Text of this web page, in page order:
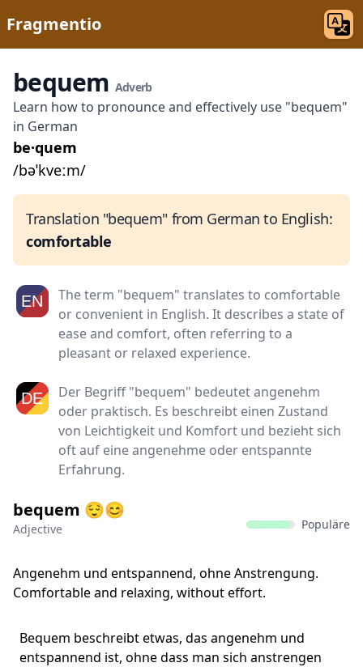
Fragmentio
bequem Adverb
Learn how to pronounce and effectively use "bequem"
in German
be·quem
/bəˈkveːm/
Translation "bequem" from German to English:
comfortable
The term "bequem" translates to comfortable
or convenient in English. It describes a state of
ease and comfort, often referring to a
pleasant or relaxed experience.
Der Begriff "bequem" bedeutet angenehm
oder praktisch. Es beschreibt einen Zustand
von Leichtigkeit und Komfort und bezieht sich
oft auf eine angenehme oder entspannte
Erfahrung.
bequem 😌😊
Adjective Populäre
Angenehm und entspannend, ohne Anstrengung.
Comfortable and relaxing, without effort.
Bequem beschreibt etwas, das angenehm und
entspannend ist, ohne dass man sich anstrengen